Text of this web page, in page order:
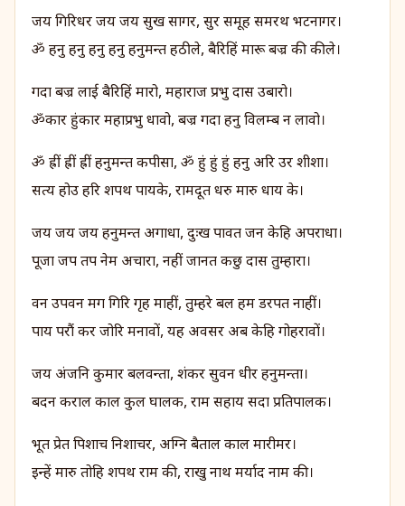
जय गिरिधर जय जय सुख सागर, सुर समूह समरथ भटनागर।
ॐ हनु हनु हनु हनु हनुमन्त हठीले, बैरिहिं मारू बज्र की कीले।
गदा बज्र लाई बैरिहिं मारो, महाराज प्रभु दास उबारो।
ॐकार हुंकार महाप्रभु धावो, बज्र गदा हनु विलम्ब न लावो।
ॐ ह्रीं ह्रीं ह्रीं हनुमन्त कपीसा, ॐ हुं हुं हुं हनु अरि उर शीशा।
सत्य होउ हरि शपथ पायके, रामदूत धरु मारु धाय के।
जय जय जय हनुमन्त अगाधा, दुःख पावत जन केहि अपराधा।
पूजा जप तप नेम अचारा, नहीं जानत कछु दास तुम्हारा।
वन उपवन मग गिरि गृह माहीं, तुम्हरे बल हम डरपत नाहीं।
पाय परौं कर जोरि मनावों, यह अवसर अब केहि गोहरावों।
जय अंजनि कुमार बलवन्ता, शंकर सुवन धीर हनुमन्ता।
बदन कराल काल कुल घालक, राम सहाय सदा प्रतिपालक।
भूत प्रेत पिशाच निशाचर, अग्नि बैताल काल मारीमर।
इन्हें मारु तोहि शपथ राम की, राखु नाथ मर्याद नाम की।